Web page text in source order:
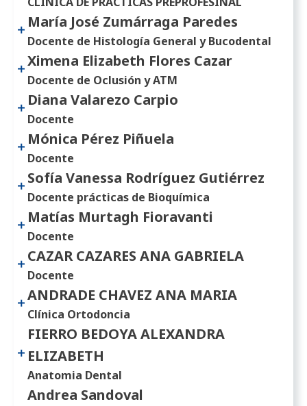
María José Zumárraga Paredes
Docente de Histología General y Bucodental
Ximena Elizabeth Flores Cazar
Docente de Oclusión y ATM
Diana Valarezo Carpio
Docente
Mónica Pérez Piñuela
Docente
Sofía Vanessa Rodríguez Gutiérrez
Docente prácticas de Bioquímica
Matías Murtagh Fioravanti
Docente
CAZAR CAZARES ANA GABRIELA
Docente
ANDRADE CHAVEZ ANA MARIA
Clínica Ortodoncia
FIERRO BEDOYA ALEXANDRA
ELIZABETH
Anatomia Dental
Andrea Sandoval